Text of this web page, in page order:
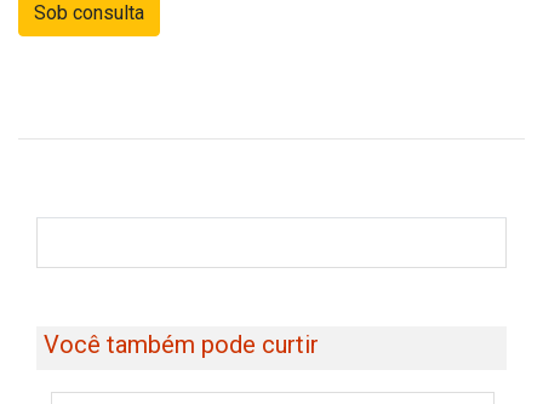
Sob consulta
Você também pode curtir